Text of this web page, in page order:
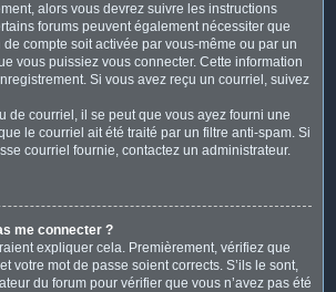
alors vous devrez suivre les instructions
forums peuvent également nécessiter que
compte soit activée par vous-même ou par un
vous puissiez vous connecter. Cette information
Si vous avez reçu un courriel, suivez
de courriel, il se peut que vous ayez fourni une
le courriel ait été traité par un filtre anti-spam. Si
courriel fournie, contactez un administrateur.
me connecter ?
expliquer cela. Premièrement, vérifiez que
votre mot de passe soient corrects. S’ils le sont,
du forum pour vérifier que vous n’avez pas été